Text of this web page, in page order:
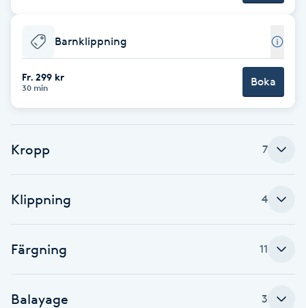
Fransar
Fransborttagning
Fransfärgning
Fransförlängning Megavolym
Fransförlängning Volym
Fransk manikyr
Barnklippning
Fr. 299 kr
30 min Boka
Kropp 7
Klippning 4
Färgning 11
Balayage 3